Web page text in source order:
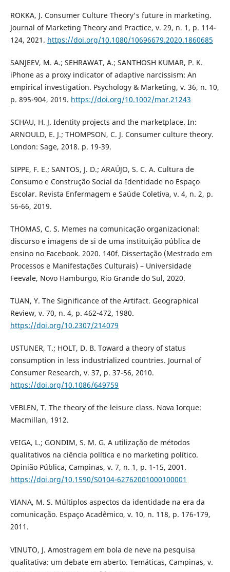
ROKKA, J. Consumer Culture Theory's future in marketing.
Journal of Marketing Theory and Practice, v. 29, n. 1, p. 114-
124, 2021. https://doi.org/10.1080/10696679.2020.1860685
SANJEEV, M. A.; SEHRAWAT, A.; SANTHOSH KUMAR, P. K.
iPhone as a proxy indicator of adaptive narcissism: An
empirical investigation. Psychology & Marketing, v. 36, n. 10,
p. 895-904, 2019. https://doi.org/10.1002/mar.21243
SCHAU, H. J. Identity projects and the marketplace. In:
ARNOULD, E. J.; THOMPSON, C. J. Consumer culture theory.
London: Sage, 2018. p. 19-39.
SIPPE, F. E.; SANTOS, J. D.; ARAÚJO, S. C. A. Cultura de
Consumo e Construção Social da Identidade no Espaço
Escolar. Revista Enfermagem e Saúde Coletiva, v. 4, n. 2, p.
56-66, 2019.
THOMAS, C. S. Memes na comunicação organizacional:
discurso e imagens de si de uma instituição pública de
ensino no Facebook. 2020. 140f. Dissertação (Mestrado em
Processos e Manifestações Culturais) – Universidade
Feevale, Novo Hamburgo, Rio Grande do Sul, 2020.
TUAN, Y. The Significance of the Artifact. Geographical
Review, v. 70, n. 4, p. 462-472, 1980.
https://doi.org/10.2307/214079
USTUNER, T.; HOLT, D. B. Toward a theory of status
consumption in less industrialized countries. Journal of
Consumer Research, v. 37, p. 37-56, 2010.
https://doi.org/10.1086/649759
VEBLEN, T. The theory of the leisure class. Nova Iorque:
Macmillan, 1912.
VEIGA, L.; GONDIM, S. M. G. A utilização de métodos
qualitativos na ciência política e no marketing político.
Opinião Pública, Campinas, v. 7, n. 1, p. 1-15, 2001.
https://doi.org/10.1590/S0104-62762001000100001
VIANA, M. S. Múltiplos aspectos da identidade na era da
comunicação. Espaço Acadêmico, v. 10, n. 118, p. 176-179,
2011.
VINUTO, J. Amostragem em bola de neve na pesquisa
qualitativa: um debate em aberto. Temáticas, Campinas, v.